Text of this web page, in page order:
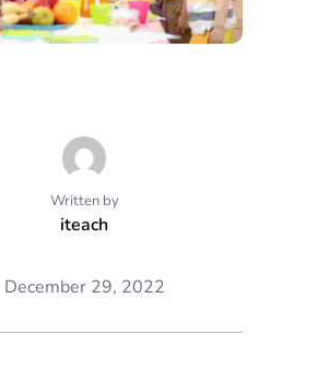
Written by
iteach
December 29, 2022